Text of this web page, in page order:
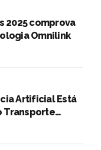
2025 comprova
Omnilink
Artificial Está
Transporte